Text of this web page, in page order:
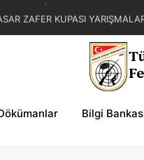
YAZ KUPASI YARIŞMA
KUPASI YARIŞMASI
Bilgi